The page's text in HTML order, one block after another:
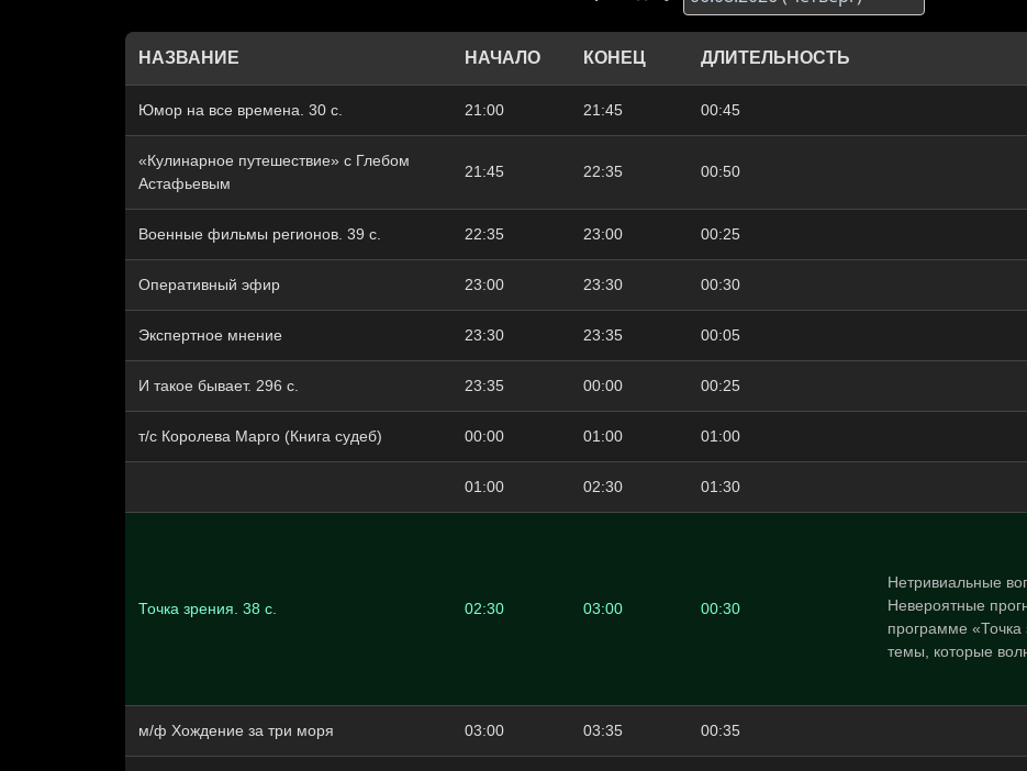
НАЗВАНИЕ НАЧАЛО КОНЕЦ ДЛИТЕЛЬНОСТЬ
Юмор на все времена. 30 с. 21:00 21:45 00:45
«Кулинарное путешествие» с Глебом
Астафьевым
21:45 22:35 00:50
Военные фильмы регионов. 39 с. 22:35 23:00 00:25
Оперативный эфир 23:00 23:30 00:30
Экспертное мнение 23:30 23:35 00:05
И такое бывает. 296 с. 23:35 00:00 00:25
т/с Королева Марго (Книга судеб) 00:00 01:00 01:00
01:00 02:30 01:30
Точка зрения. 38 с. 02:30 03:00 00:30
Нетривиальные
Невероятные
программе
темы, которые
м/ф Хождение за три моря 03:00 03:35 00:35